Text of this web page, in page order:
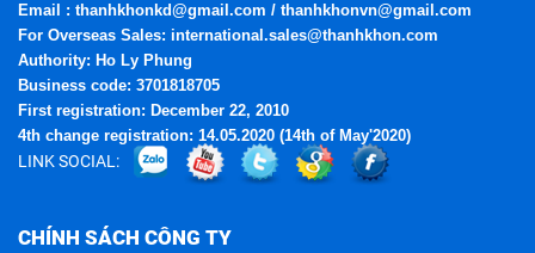
Email
: thanhkhonkd@gmail.com / thanhkhonvn@gmail.com
For Overseas Sales: international.sales@thanhkhon.com
Authority: Ho Ly Phung
Business code: 3701818705
First registration: December 22, 2010
4th change registration: 14.05.2020 (14th of May'2020)
LINK SOCIAL:
CHÍNH SÁCH CÔNG TY